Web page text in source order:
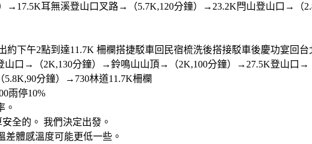
→17.5K耳無溪登山口叉路→（5.7K,120分鐘）→23.2K閂山登山口→
約下午2點到達11.7K 柵欄搭捷駁車回民宿梳洗後搭接駁車後慶功宴回台
山口→（2K,130分鐘）→鈴鳴山山頂→（2K,100分鐘）→27.5K登山口
分鐘）→730林道11.7K柵欄
雨停10%
。
全的。 我們決定出發。
差體感溫度可能更低一些。